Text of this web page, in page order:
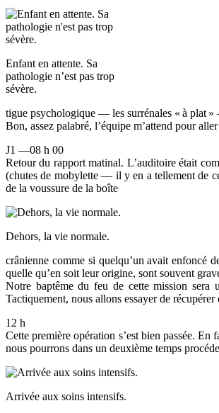
Enfant en attente. Sa
pathologie n’est pas trop
sévère.
tigue psychologique — les surrénales « à plat »
Bon, assez palabré, l’équipe m’attend pour
J1 —08 h 00
Retour du rapport matinal. L’auditoire était
(chutes de mobylette — il y en a tellement de
de la voussure de la boîte
Dehors, la vie normale.
crânienne comme si quelqu’un avait enfoncé
quelle qu’en soit leur origine, sont souvent
Notre baptême du feu de cette mission sera
Tactiquement, nous allons essayer de
12 h
Cette première opération s’est bien passée.
nous pourrons dans un deuxième temps
Arrivée aux soins intensifs.